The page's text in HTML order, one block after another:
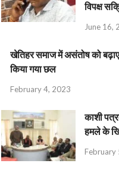
विपक्ष
June 16,
खेतिहर समाज में असंतोष को
किया गया छल
February 4, 2023
काशी
हमले के
February